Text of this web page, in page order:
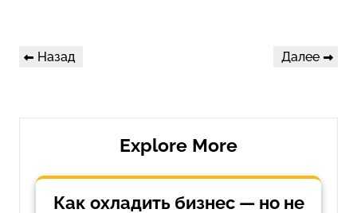
Навигация
Предыдущая
Назад
Следующая
Далее
Explore More
Как охладить бизнес — но не